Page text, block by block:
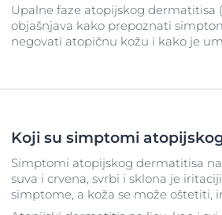
Upalne faze atopijskog dermatitisa
objašnjava kako prepoznati
negovati atopičnu kožu i kako je
Koji su simptomi
Simptomi atopijskog dermatitisa
suva i crvena, svrbi i sklona je
simptome, a koža se može oštetiti,